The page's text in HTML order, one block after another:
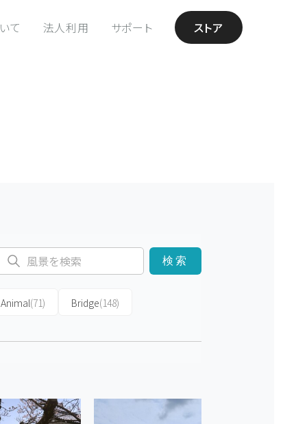
て 法人利用 サポート ストア
検索
Animal(71) Bridge(148)